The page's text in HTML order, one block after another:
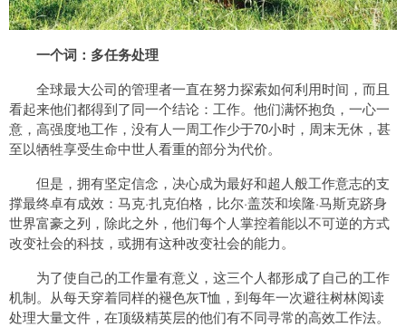
一个词：多任务处理
全球最大公司的管理者一直在努力探索如何利用时间，而且
看起来他们都得到了同一个结论：工作。他们满怀抱负，一心一
意，高强度地工作，没有人一周工作少于70小时，周末无休，甚
至以牺牲享受生命中世人看重的部分为代价。
但是，拥有坚定信念，决心成为最好和超人般工作意志的支
撑最终卓有成效：马克·扎克伯格，比尔·盖茨和埃隆·马斯克跻身
世界富豪之列，除此之外，他们每个人掌控着能以不可逆的方式
改变社会的科技，或拥有这种改变社会的能力。
为了使自己的工作量有意义，这三个人都形成了自己的工作
机制。从每天穿着同样的褪色灰T恤，到每年一次避往树林阅读
处理大量文件，在顶级精英层的他们有不同寻常的高效工作法。